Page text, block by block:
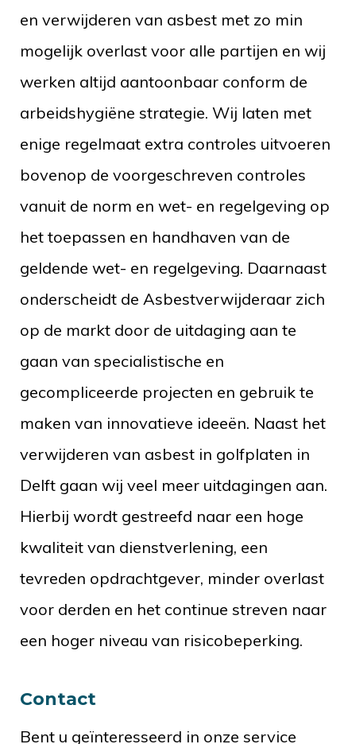
en verwijderen van asbest met zo min
mogelijk overlast voor alle partijen en wij
werken altijd aantoonbaar conform de
arbeidshygiëne strategie. Wij laten met
enige regelmaat extra controles uitvoeren
bovenop de voorgeschreven controles
vanuit de norm en wet- en regelgeving op
het toepassen en handhaven van de
geldende wet- en regelgeving. Daarnaast
onderscheidt de Asbestverwijderaar zich
op de markt door de uitdaging aan te
gaan van specialistische en
gecompliceerde projecten en gebruik te
maken van innovatieve ideeën. Naast het
verwijderen van asbest in golfplaten in
Delft gaan wij veel meer uitdagingen aan.
Hierbij wordt gestreefd naar een hoge
kwaliteit van dienstverlening, een
tevreden opdrachtgever, minder overlast
voor derden en het continue streven naar
een hoger niveau van risicobeperking.
Contact
Bent u geïnteresseerd in onze service